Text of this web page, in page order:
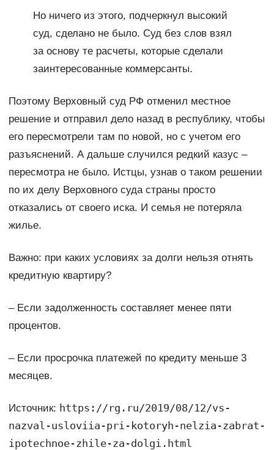
Но ничего из этого, подчеркнул высокий
суд, сделано не было. Суд без слов взял
за основу те расчеты, которые сделали
заинтересованные коммерсанты.
Поэтому Верховный суд РФ отменил местное
решение и отправил дело назад в республику, чтобы
его пересмотрели там по новой, но с учетом его
разъяснений. А дальше случился редкий казус –
пересмотра не было. Истцы, узнав о таком решении
по их делу Верховного суда страны просто
отказались от своего иска. И семья не потеряла
жилье.
Важно: при каких условиях за долги нельзя отнять
кредитную квартиру?
– Если задолженность составляет менее пяти
процентов.
– Если просрочка платежей по кредиту меньше 3
месяцев.
Источник: https://rg.ru/2019/08/12/vs-
nazval-usloviia-pri-kotoryh-nelzia-zabrat-
ipotechnoe-zhile-za-dolgi.html